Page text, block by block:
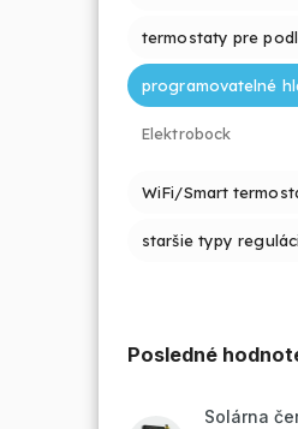
termostaty pre
programovatelné
Elektrobock
WiFi/Smart
staršie typy
Posledné